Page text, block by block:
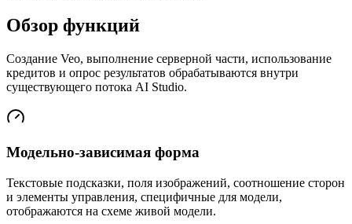
Обзор функций
Создание Veo, выполнение серверной части, использование
кредитов и опрос результатов обрабатываются внутри
существующего потока AI Studio.
Модельно-зависимая форма
Текстовые подсказки, поля изображений, соотношение сторон
и элементы управления, специфичные для модели,
отображаются на схеме живой модели.